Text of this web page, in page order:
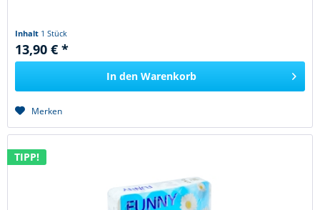
Inhalt 1 Stück
13,90 € *
In den Warenkorb
Merken
TIPP!